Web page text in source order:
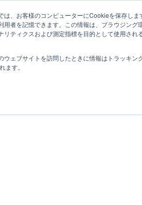
は、お客様のコンピューターにCookieを保存し
用者を記憶できます。この情報は、ブラウジン
リティクスおよび測定指標を目的として使用さ
ウェブサイトを訪問したときに情報はトラッキ
ます。
トップ機能